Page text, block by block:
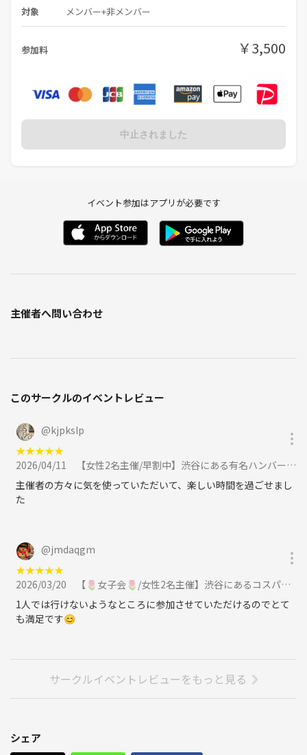
対象 メンバー+非メンバー
参加料 ￥3,500
中止されました
イベント参加はアプリが必要です
主催者へ問い合わせ
このサークルのイベントレビュー
@kjpkslp
★★★★★
2026/04/11
【女性2名主催/早割中】渋谷にある有名ハンバーグ専門店🐤🐤🌿🌈に行こう✨✨20代30代限定に参加
主催者の方々に気を使っていただいて、楽しい時間を過ごせまし
た
@jmdaqgm
★★★★★
2026/03/20
【🌷女子会🌷/女性2名主催】渋谷にあるコスパ抜群なおしゃれビストロ🐰🐰🌷🌈に行こう🍃🍃20代30代限定に参加
1人では行けないようなところに参加させていただけるのでとて
も満足です😊
サークルイベントレビューをもっと見る
シェア